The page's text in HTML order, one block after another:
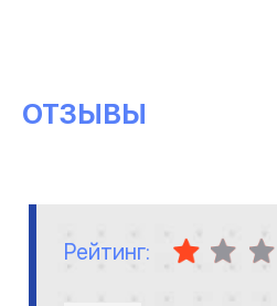
ОТЗЫВЫ
Рейтинг: